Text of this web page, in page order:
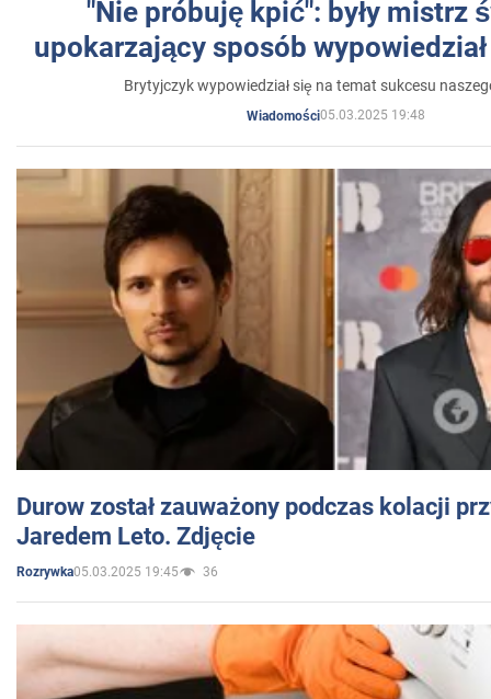
"Nie próbuję kpić": były mistrz
upokarzający sposób
Brytyjczyk wypowiedział się na temat sukcesu
Wiadomości05.03.2025 19:48
Durow został zauważony podczas kolacji
Jaredem Leto. Zdjęcie
Rozrywka05.03.2025 19:45 36